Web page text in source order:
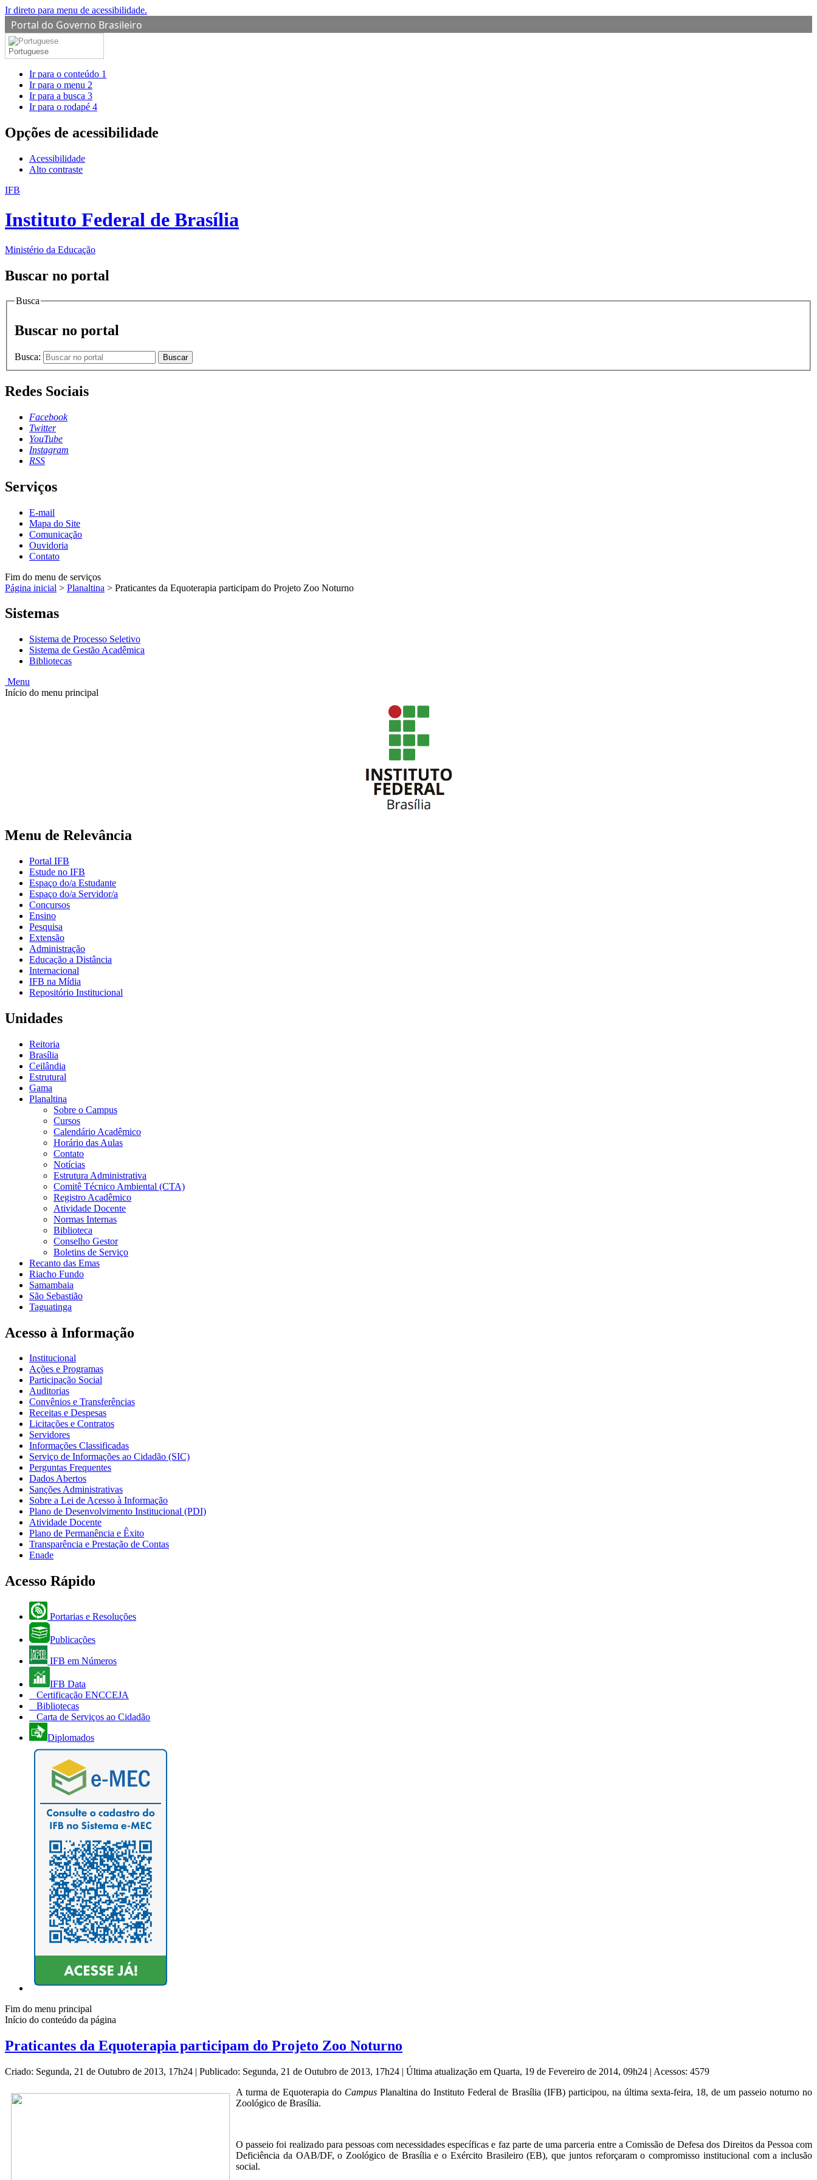
Ir direto para menu de acessibilidade.
Portal do Governo Brasileiro
Portuguese
Ir para o conteúdo 1
Ir para o menu 2
Ir para a busca 3
Ir para o rodapé 4
Opções de acessibilidade
Acessibilidade
Alto contraste
IFB
Instituto Federal de Brasília
Ministério da Educação
Buscar no portal
Busca
Buscar no portal
Busca: Buscar
Redes Sociais
Facebook
Twitter
YouTube
Instagram
RSS
Serviços
E-mail
Mapa do Site
Comunicação
Ouvidoria
Contato
Fim do menu de serviços
Página inicial > Planaltina > Praticantes da Equoterapia participam do Projeto Zoo Noturno
Sistemas
Sistema de Processo Seletivo
Sistema de Gestão Acadêmica
Bibliotecas
Menu
Início do menu principal
Menu de Relevância
Portal IFB
Estude no IFB
Espaço do/a Estudante
Espaço do/a Servidor/a
Concursos
Ensino
Pesquisa
Extensão
Administração
Educação a Distância
Internacional
IFB na Mídia
Repositório Institucional
Unidades
Reitoria
Brasília
Ceilândia
Estrutural
Gama
Planaltina
Sobre o Campus
Cursos
Calendário Acadêmico
Horário das Aulas
Contato
Notícias
Estrutura Administrativa
Comitê Técnico Ambiental (CTA)
Registro Acadêmico
Atividade Docente
Normas Internas
Biblioteca
Conselho Gestor
Boletins de Serviço
Recanto das Emas
Riacho Fundo
Samambaia
São Sebastião
Taguatinga
Acesso à Informação
Institucional
Ações e Programas
Participação Social
Auditorias
Convênios e Transferências
Receitas e Despesas
Licitações e Contratos
Servidores
Informações Classificadas
Serviço de Informações ao Cidadão (SIC)
Perguntas Frequentes
Dados Abertos
Sanções Administrativas
Sobre a Lei de Acesso à Informação
Plano de Desenvolvimento Institucional (PDI)
Atividade Docente
Plano de Permanência e Êxito
Transparência e Prestação de Contas
Enade
Acesso Rápido
Portarias e Resoluções
Publicações
IFB em Números
IFB Data
Certificação ENCCEJA
Bibliotecas
Carta de Serviços ao Cidadão
Diplomados
Fim do menu principal
Início do conteúdo da página
Praticantes da Equoterapia participam do Projeto Zoo Noturno
Criado: Segunda, 21 de Outubro de 2013, 17h24 | Publicado: Segunda, 21 de Outubro de 2013, 17h24 | Última atualização em Quarta, 19 de Fevereiro de 2014, 09h24 | Acessos: 4579
A turma de Equoterapia do Campus Planaltina do Instituto Federal de Brasília (IFB) participou, na última sexta-feira, 18, de um passeio noturno no
Zoológico de Brasília.
O passeio foi realizado para pessoas com necessidades específicas e faz parte de uma parceria entre a Comissão de Defesa dos Direitos da Pessoa com
Deficiência da OAB/DF, o Zoológico de Brasília e o Exército Brasileiro (EB), que juntos reforçaram o compromisso institucional com a inclusão
social.